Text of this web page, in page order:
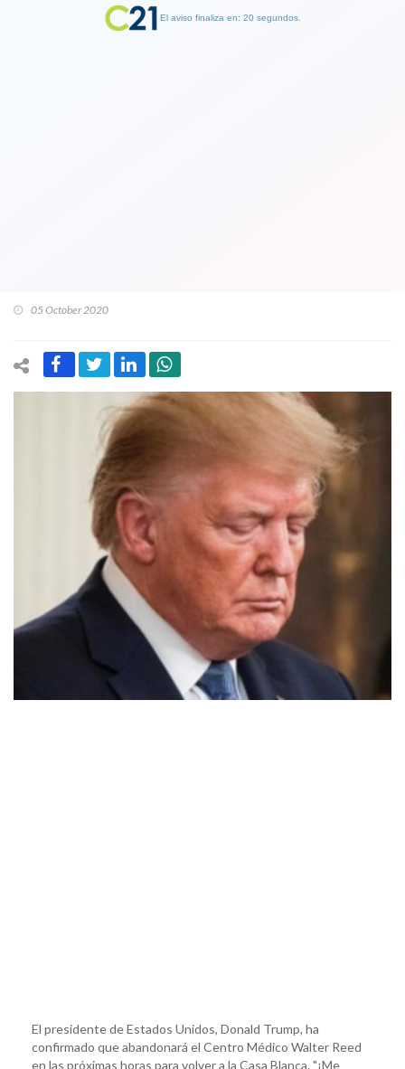
05 October 2020
El presidente de Estados Unidos, Donald Trump, ha
confirmado que abandonará el Centro Médico Walter Reed
en las próximas horas para volver a la Casa Blanca. "¡Me
El aviso finaliza en: 19 segundos.